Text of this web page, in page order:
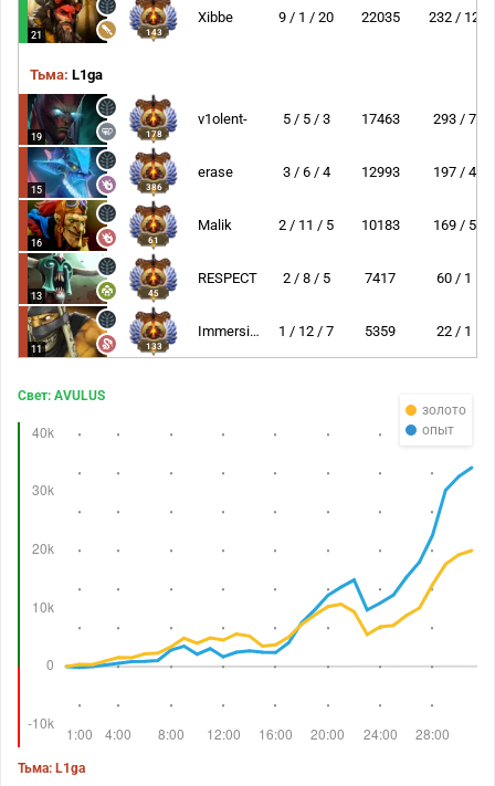
21 143
Xibbe 9 / 1 / 20 22035 232 / 12
Тьма: L1ga
19 178
v1olent- 5 / 5 / 3 17463 293 / 7
15 386
erase 3 / 6 / 4 12993 197 / 4
16 61
Malik 2 / 11 / 5 10183 169 / 5
13 45
RESPECT 2 / 8 / 5 7417 60 / 1
11 133
Immersion 1 / 12 / 7 5359 22 / 1
золото
опыт
Свет: AVULUS
Тьма: L1ga